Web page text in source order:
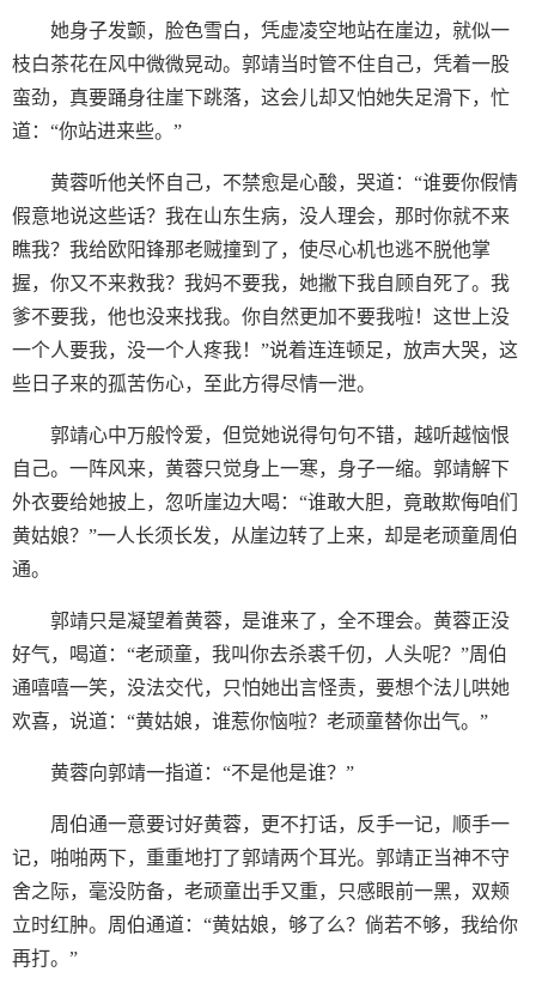
她身子发颤，脸色雪白，凭虚凌空地站在崖边，就似一
枝白茶花在风中微微晃动。郭靖当时管不住自己，凭着一股
蛮劲，真要踊身往崖下跳落，这会儿却又怕她失足滑下，忙
道：“你站进来些。”
黄蓉听他关怀自己，不禁愈是心酸，哭道：“谁要你假情
假意地说这些话？我在山东生病，没人理会，那时你就不来
瞧我？我给欧阳锋那老贼撞到了，使尽心机也逃不脱他掌
握，你又不来救我？我妈不要我，她撇下我自顾自死了。我
爹不要我，他也没来找我。你自然更加不要我啦！这世上没
一个人要我，没一个人疼我！”说着连连顿足，放声大哭，这
些日子来的孤苦伤心，至此方得尽情一泄。
郭靖心中万般怜爱，但觉她说得句句不错，越听越恼恨
自己。一阵风来，黄蓉只觉身上一寒，身子一缩。郭靖解下
外衣要给她披上，忽听崖边大喝：“谁敢大胆，竟敢欺侮咱们
黄姑娘？”一人长须长发，从崖边转了上来，却是老顽童周伯
通。
郭靖只是凝望着黄蓉，是谁来了，全不理会。黄蓉正没
好气，喝道：“老顽童，我叫你去杀裘千仞，人头呢？”周伯
通嘻嘻一笑，没法交代，只怕她出言怪责，要想个法儿哄她
欢喜，说道：“黄姑娘，谁惹你恼啦？老顽童替你出气。”
黄蓉向郭靖一指道：“不是他是谁？”
周伯通一意要讨好黄蓉，更不打话，反手一记，顺手一
记，啪啪两下，重重地打了郭靖两个耳光。郭靖正当神不守
舍之际，毫没防备，老顽童出手又重，只感眼前一黑，双颊
立时红肿。周伯通道：“黄姑娘，够了么？倘若不够，我给你
再打。”